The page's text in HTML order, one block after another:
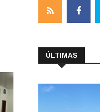
ÚLTIMAS